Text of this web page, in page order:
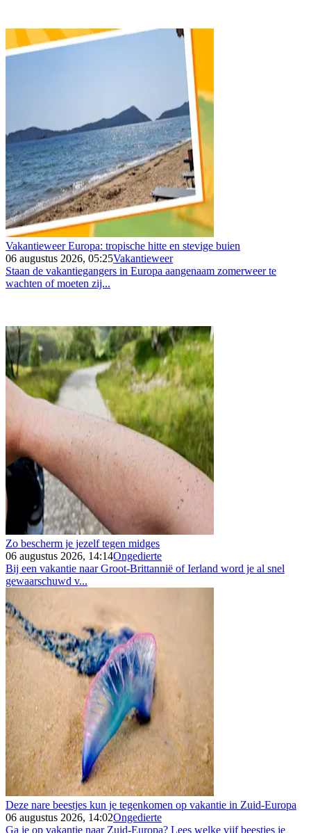
Vakantieweer Europa: tropische hitte en stevige buien
06 augustus 2026, 05:25Vakantieweer
Staan de vakantiegangers in Europa aangenaam zomerweer te
wachten of moeten zij...
Zo bescherm je jezelf tegen midges
06 augustus 2026, 14:14Ongedierte
Bij een vakantie naar Groot-Brittannië of Ierland word je al snel
gewaarschuwd v...
Deze nare beestjes kun je tegenkomen op vakantie in Zuid-Europa
06 augustus 2026, 14:02Ongedierte
Ga je op vakantie naar Zuid-Europa? Lees welke vijf beestjes je